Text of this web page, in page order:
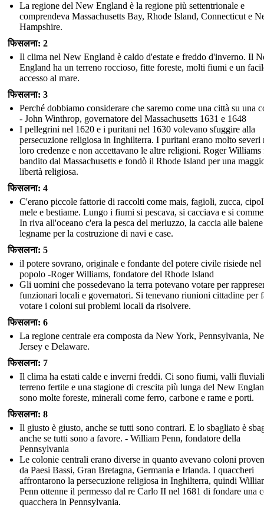
La regione del New England è la regione più settentrionale e
comprendeva Massachusetts Bay, Rhode Island, Connecticut e
Hampshire.
फिसलना: 2
Il clima nel New England è caldo d'estate e freddo d'inverno. Il
England ha un terreno roccioso, fitte foreste, molti fiumi e un
accesso al mare.
फिसलना: 3
Perché dobbiamo considerare che saremo come una città su una
- John Winthrop, governatore del Massachusetts 1631 e 1648
I pellegrini nel 1620 e i puritani nel 1630 volevano sfuggire alla
persecuzione religiosa in Inghilterra. I puritani erano molto severi
loro credenze e non accettavano le altre religioni. Roger Williams
bandito dal Massachusetts e fondò il Rhode Island per una
libertà religiosa.
फिसलना: 4
C'erano piccole fattorie di raccolti come mais, fagioli, zucca,
mele e bestiame. Lungo i fiumi si pescava, si cacciava e si
In riva all'oceano c'era la pesca del merluzzo, la caccia alle
legname per la costruzione di navi e case.
फिसलना: 5
il potere sovrano, originale e fondante del potere civile risiede nel
popolo -Roger Williams, fondatore del Rhode Island
Gli uomini che possedevano la terra potevano votare per
funzionari locali e governatori. Si tenevano riunioni cittadine per
votare i coloni sui problemi locali da risolvere.
फिसलना: 6
La regione centrale era composta da New York, Pennsylvania,
Jersey e Delaware.
फिसलना: 7
Il clima ha estati calde e inverni freddi. Ci sono fiumi, valli
terreno fertile e una stagione di crescita più lunga del New
sono molte foreste, minerali come ferro, carbone e rame e porti.
फिसलना: 8
Il giusto è giusto, anche se tutti sono contrari. E lo sbagliato è
anche se tutti sono a favore. - William Penn, fondatore della
Pennsylvania
Le colonie centrali erano diverse in quanto avevano coloni
da Paesi Bassi, Gran Bretagna, Germania e Irlanda. I quaccheri
affrontarono la persecuzione religiosa in Inghilterra, quindi
Penn ottenne il permesso dal re Carlo II nel 1681 di fondare una
quacchera in Pennsylvania.